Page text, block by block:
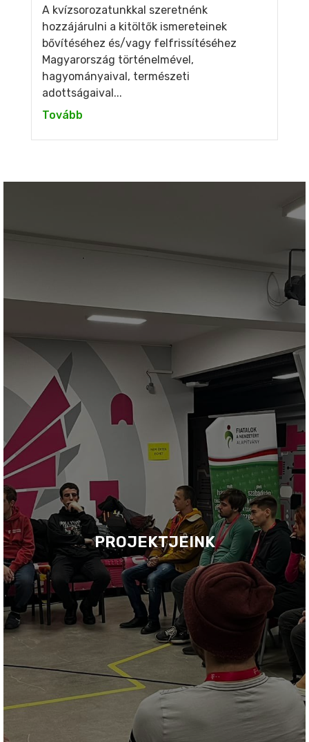
A kvízsorozatunkkal szeretnénk
hozzájárulni a kitöltők ismereteinek
bővítéséhez és/vagy felfrissítéséhez
Magyarország történelmével,
hagyományaival, természeti
adottságaival...
Tovább
PROJEKTJEINK